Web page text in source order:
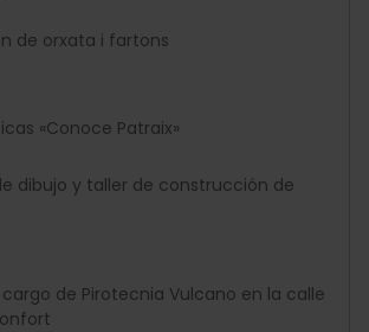
de orxata i fartons
«Conoce Patraix»
dibujo y taller de construcción de
de Pirotecnia Vulcano en la calle